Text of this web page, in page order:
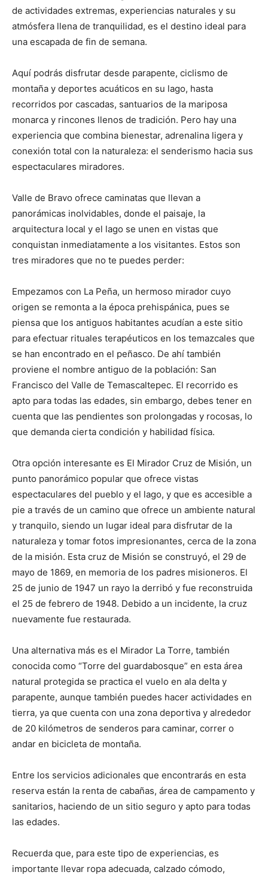
de actividades extremas, experiencias naturales y su
atmósfera llena de tranquilidad, es el destino ideal para
una escapada de fin de semana.
Aquí podrás disfrutar desde parapente, ciclismo de
montaña y deportes acuáticos en su lago, hasta
recorridos por cascadas, santuarios de la mariposa
monarca y rincones llenos de tradición. Pero hay una
experiencia que combina bienestar, adrenalina ligera y
conexión total con la naturaleza: el senderismo hacia sus
espectaculares miradores.
Valle de Bravo ofrece caminatas que llevan a
panorámicas inolvidables, donde el paisaje, la
arquitectura local y el lago se unen en vistas que
conquistan inmediatamente a los visitantes. Estos son
tres miradores que no te puedes perder:
Empezamos con La Peña, un hermoso mirador cuyo
origen se remonta a la época prehispánica, pues se
piensa que los antiguos habitantes acudían a este sitio
para efectuar rituales terapéuticos en los temazcales que
se han encontrado en el peñasco. De ahí también
proviene el nombre antiguo de la población: San
Francisco del Valle de Temascaltepec. El recorrido es
apto para todas las edades, sin embargo, debes tener en
cuenta que las pendientes son prolongadas y rocosas, lo
que demanda cierta condición y habilidad física.
Otra opción interesante es El Mirador Cruz de Misión, un
punto panorámico popular que ofrece vistas
espectaculares del pueblo y el lago, y que es accesible a
pie a través de un camino que ofrece un ambiente natural
y tranquilo, siendo un lugar ideal para disfrutar de la
naturaleza y tomar fotos impresionantes, cerca de la zona
de la misión. Esta cruz de Misión se construyó, el 29 de
mayo de 1869, en memoria de los padres misioneros. El
25 de junio de 1947 un rayo la derribó y fue reconstruida
el 25 de febrero de 1948. Debido a un incidente, la cruz
nuevamente fue restaurada.
Una alternativa más es el Mirador La Torre, también
conocida como “Torre del guardabosque” en esta área
natural protegida se practica el vuelo en ala delta y
parapente, aunque también puedes hacer actividades en
tierra, ya que cuenta con una zona deportiva y alrededor
de 20 kilómetros de senderos para caminar, correr o
andar en bicicleta de montaña.
Entre los servicios adicionales que encontrarás en esta
reserva están la renta de cabañas, área de campamento y
sanitarios, haciendo de un sitio seguro y apto para todas
las edades.
Recuerda que, para este tipo de experiencias, es
importante llevar ropa adecuada, calzado cómodo,